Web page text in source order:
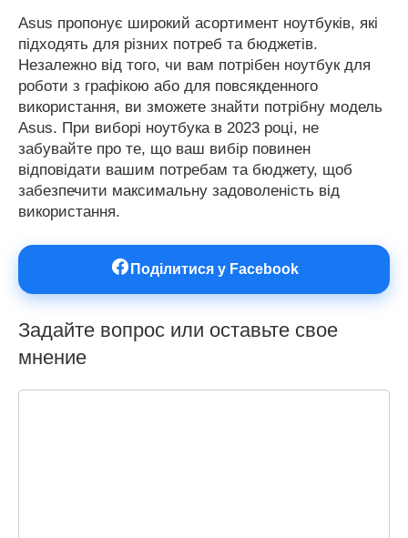
Asus пропонує широкий асортимент ноутбуків, які
підходять для різних потреб та бюджетів.
Незалежно від того, чи вам потрібен ноутбук для
роботи з графікою або для повсякденного
використання, ви зможете знайти потрібну модель
Asus. При виборі ноутбука в 2023 році, не
забувайте про те, що ваш вибір повинен
відповідати вашим потребам та бюджету, щоб
забезпечити максимальну задоволеність від
використання.
Поділитися у Facebook
Задайте вопрос или оставьте свое
мнение